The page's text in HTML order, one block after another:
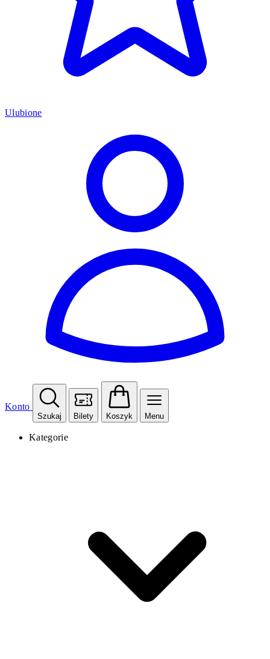
Ulubione
Konto
Szukaj Bilety Koszyk Menu
Kategorie